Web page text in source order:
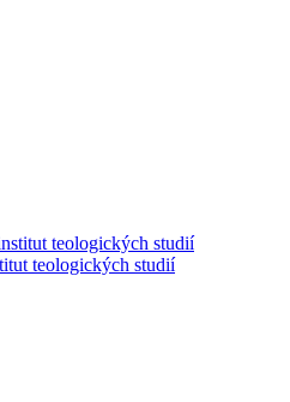
teologických studií